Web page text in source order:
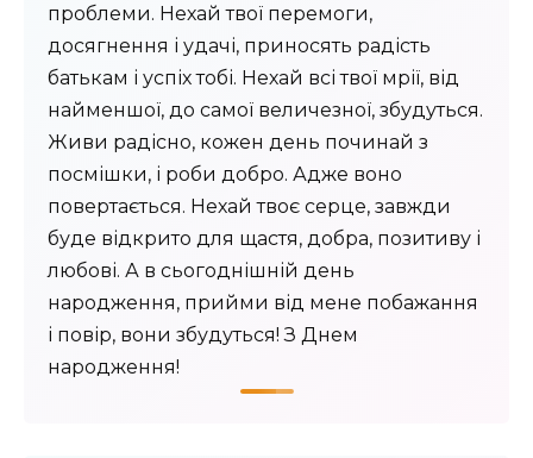
проблеми. Нехай твої перемоги,
досягнення і удачі, приносять радість
батькам і успіх тобі. Нехай всі твої мрії, від
найменшої, до самої величезної, збудуться.
Живи радісно, ​​кожен день починай з
посмішки, і роби добро. Адже воно
повертається. Нехай твоє серце, завжди
буде відкрито для щастя, добра, позитиву і
любові. А в сьогоднішній день
народження, прийми від мене побажання
і повір, вони збудуться! З Днем
народження!